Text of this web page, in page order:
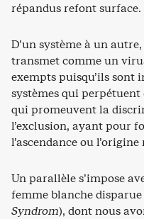
répandus refont surface.
D’un système à un
transmet comme un
exempts puisqu’ils sont
systèmes qui
qui promeuvent la
l’exclusion, ayant pour
l’ascendance ou
Un parallèle s’impose
femme blanche disparue
Syndrom), dont nous